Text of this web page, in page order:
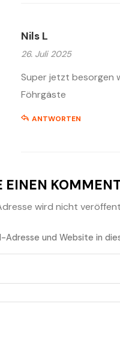
Nils L
26. Juli 2025
Super jetzt besorgen
Föhrgäste
ANTWORTEN
EINEN
wird nicht
Adresse und Website in